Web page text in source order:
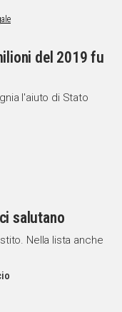
del 2019 fu
l'aiuto di Stato
salutano
Nella lista anche